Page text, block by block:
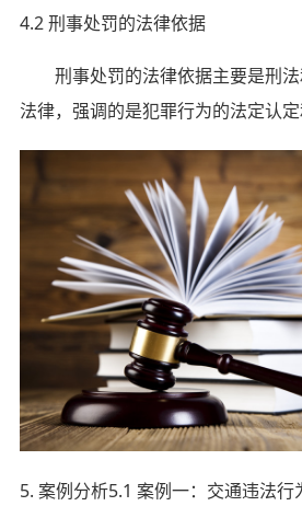
4.2 刑事处罚的法律依据
刑事处罚的法律依据主要是刑法
法律，强调的是犯罪行为的法定认定
5. 案例分析5.1 案例一：交通违法行